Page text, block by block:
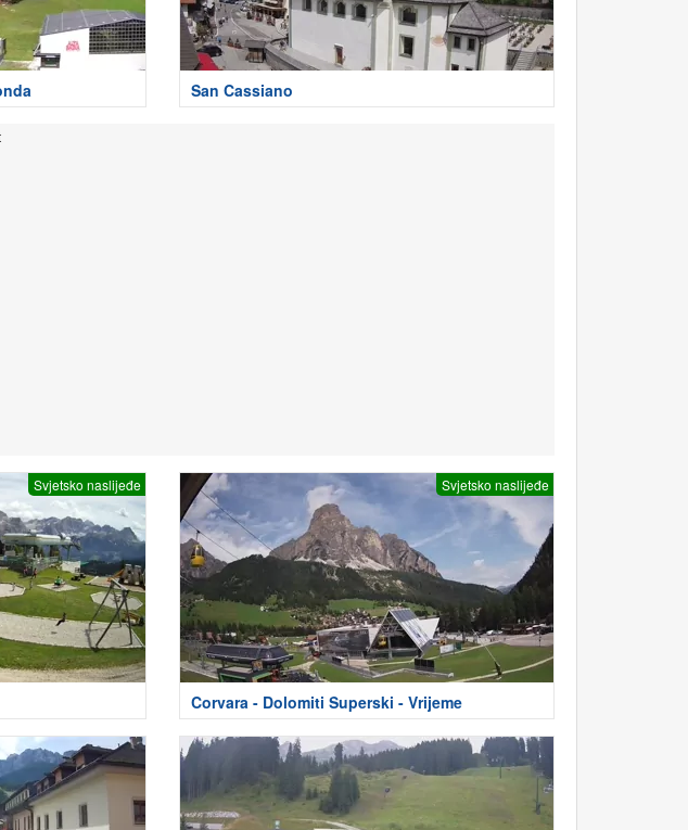
San Cassiano
Svjetsko naslijeđe Svjetsko naslijeđe
Corvara - Dolomiti Superski - Vrijeme